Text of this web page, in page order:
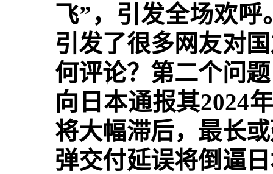
飞”，引发全场欢
引发了很多网友对
何评论？第二个问
向日本通报其2024
将大幅滞后，最长
弹交付延误将倒逼